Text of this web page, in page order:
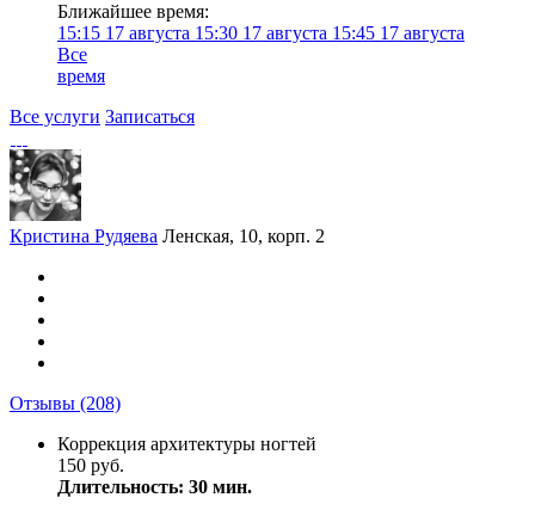
Ближайшее время:
15:15 17 августа 15:30 17 августа 15:45 17 августа
Все
время
Все услуги Записаться
Кристина Рудяева Ленская, 10, корп. 2
Отзывы (208)
Коррекция архитектуры ногтей
150 руб.
Длительность: 30 мин.